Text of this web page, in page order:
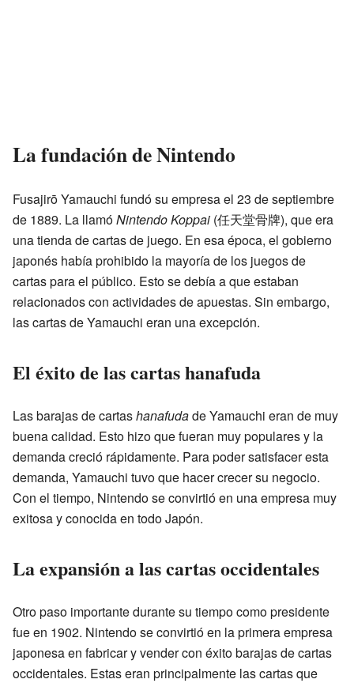
La fundación de Nintendo
Fusajirō Yamauchi fundó su empresa el 23 de septiembre
de 1889. La llamóNintendo Koppai (任天堂骨牌), que era
una tienda de cartas de juego. En esa época, el gobierno
japonés había prohibido la mayoría de los juegos de
cartas para el público. Esto se debía a que estaban
relacionados con actividades de apuestas. Sin embargo,
las cartas de Yamauchi eran una excepción.
El éxito de las cartas hanafuda
Las barajas de cartashanafudade Yamauchi eran de muy
buena calidad. Esto hizo que fueran muy populares y la
demanda creció rápidamente. Para poder satisfacer esta
demanda, Yamauchi tuvo que hacer crecer su negocio.
Con el tiempo, Nintendo se convirtió en una empresa muy
exitosa y conocida en todo Japón.
La expansión a las cartas occidentales
Otro paso importante durante su tiempo como presidente
fue en 1902. Nintendo se convirtió en la primera empresa
japonesa en fabricar y vender con éxito barajas de cartas
occidentales. Estas eran principalmente las cartas que